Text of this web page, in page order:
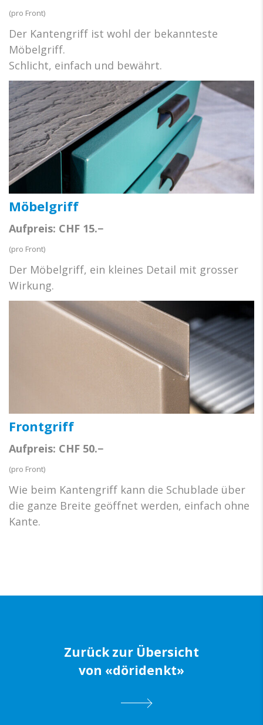
(pro Front)
Der Kantengriff ist wohl der bekannteste
Möbelgriff.
Schlicht, einfach und bewährt.
Möbelgriff
Aufpreis: CHF 15.−
(pro Front)
Der Möbelgriff, ein kleines Detail mit grosser
Wirkung.
Frontgriff
Aufpreis: CHF 50.−
(pro Front)
Wie beim Kantengriff kann die Schublade über
die ganze Breite ­geöffnet werden, einfach ohne
Kante.
Zurück zur Übersicht
von «döridenkt»